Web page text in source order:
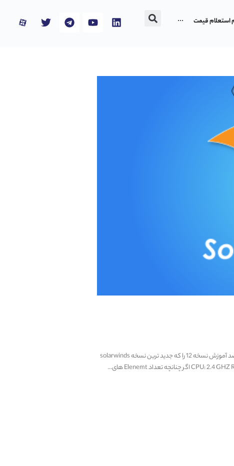
استعلام قیمت ···
در این مطلب می خواهیم به آموزش نصب Solarwinds بپردازیم. ما را تا پایان همراهی کنید. قصد آموزش نسخه 12 را که جدید ترین نسخه solarwinds